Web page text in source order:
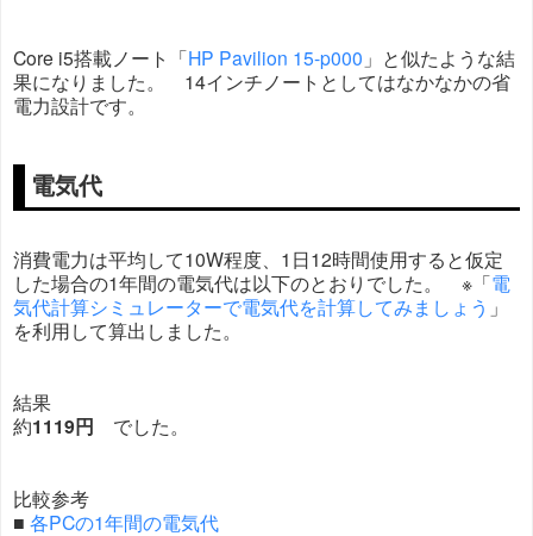
Core i5搭載ノート「HP Pavilion 15-p000 」と似たような結
果になりました。 14インチノートとしてはなかなかの省
電力設計です。
電気代
消費電力は平均して10W程度、1日12時間使用すると仮定
した場合の1年間の電気代は以下のとおりでした。 ※「電
気代計算シミュレーターで電気代を計算してみましょう 」
を利用して算出しました。
結果
約1119円 でした。
比較参考
■ 各PCの1年間の電気代